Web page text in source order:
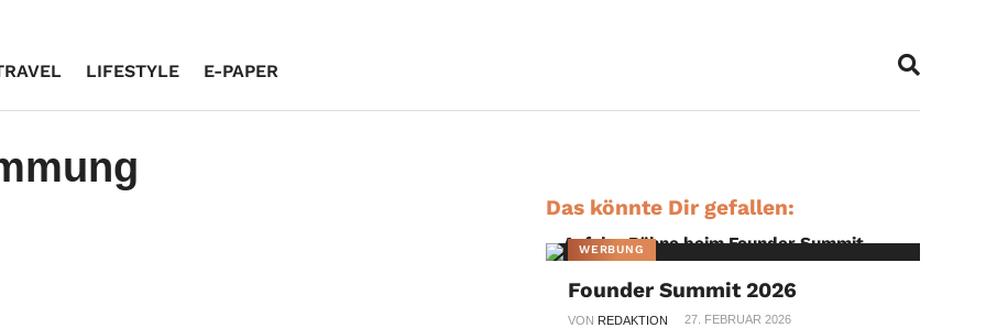
LIFESTYLE E-PAPER
Das könnte Dir gefallen:
WERBUNG
Founder Summit 2026
VON REDAKTION 27. FEBRUAR 2026